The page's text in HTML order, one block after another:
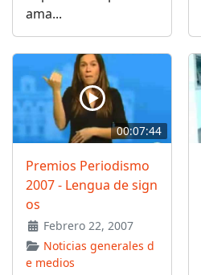
ama...
00:07:44
Premios Periodismo
2007 - Lengua de sign
os
Febrero 22, 2007
Noticias generales d
e medios